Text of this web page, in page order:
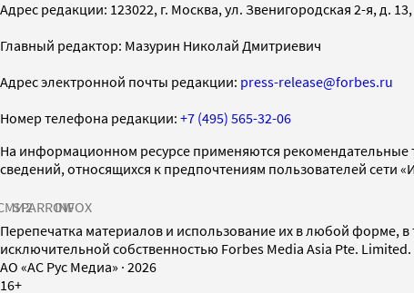
Адрес редакции: 123022, г. Москва, ул. Звенигородская 2-я, д. 13,
Главный редактор: Мазурин Николай Дмитриевич
Адрес электронной почты редакции: press-release@forbes.ru
Номер телефона редакции: +7 (495) 565-32-06
На информационном ресурсе применяются
сведений, относящихся к предпочтениям пользователей сети
SPARROWINFOX
Перепечатка материалов и использование их в любой форме,
исключительной собственностью Forbes Media Asia Pte.
AO «АС Рус Медиа» · 2026
16+